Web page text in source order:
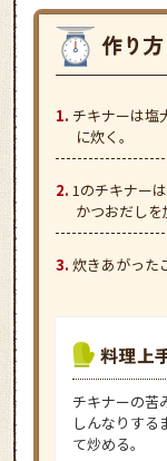
チキナーは塩
に炊く。
1のチキナー
かつおだしを
炊きあがった
チキナーの苦
しんなりする
て炒める。